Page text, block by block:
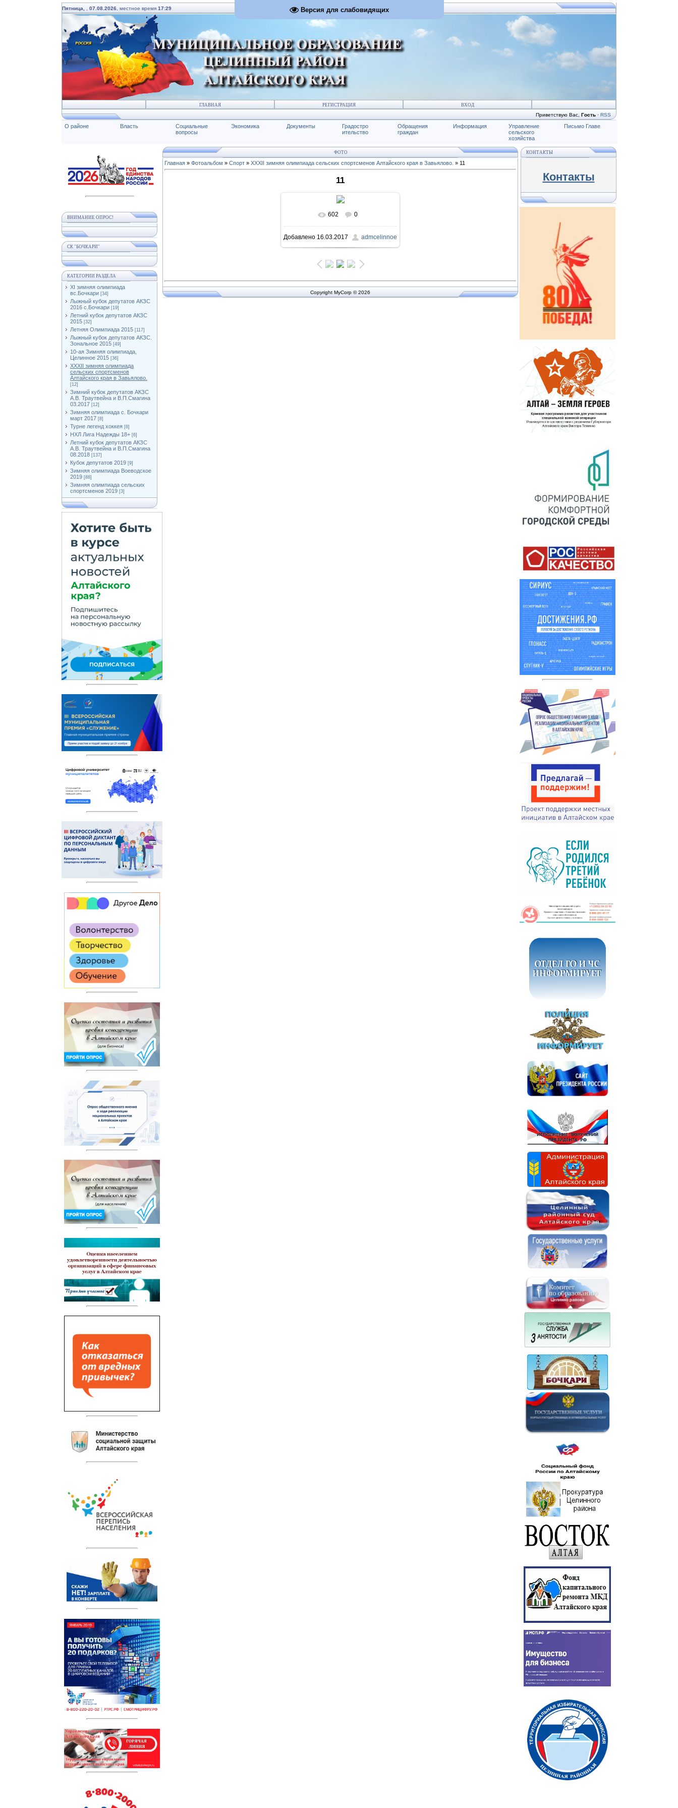
Версия для слабовидящих
Пятница, 07.08.2026 , местное время 17:29
ГЛАВНАЯ РЕГИСТРАЦИЯ ВХОД
Приветствую Вас Гость · RSS
О районе Власть
Социальные
вопросы
Экономика Документы
Градостро
ительство
Обращения
граждан
Информация
Управление
сельского
хозяйства
Письмо Главе
ВНИМАНИЕ ОПРОС!
СК "БОЧКАРИ"
КАТЕГОРИИ РАЗДЕЛА
XI зимняя олимпиада
вс.Бочкари [34]
Лыжный кубок депутатов АКЗС
2016 с.Бочкари [19]
Летний кубок депутатов АКЗС
2015 [32]
Летняя Олимпиада 2015 [117]
Лыжный кубок депутатов АКЗС.
Зональное 2015 [49]
10-ая Зимняя олимпиада,
Целинное 2015 [36]
XXXII зимняя олимпиада
сельских спортсменов
Алтайского края в Завьялово.
[12]
Зимний кубок депутатов АКЗС
А.В. Траутвейна и В.П.Смагина
03.2017 [12]
Зимняя олимпиада с. Бочкари
март 2017 [8]
Турне легенд хоккея [8]
НХЛ Лига Надежды 18+ [6]
Летний кубок депутатов АКЗС
А.В. Траутвейна и В.П.Смагина
08.2018 [137]
Кубок депутатов 2019 [9]
Зимняя олимпиада Воеводское
2019 [88]
Зимняя олимпиада сельских
спортсменов 2019 [3]
ФОТО
Главная » Фотоальбом » Спорт » XXXII зимняя олимпиада сельских спортсменов Алтайского края в Завьялово. » 11
11
В реальном размере
457.6Kb
602 0
Добавлено 16.03.2017 admcelinnoe
Copyright MyCorp © 2026
КОНТАКТЫ
Контакты